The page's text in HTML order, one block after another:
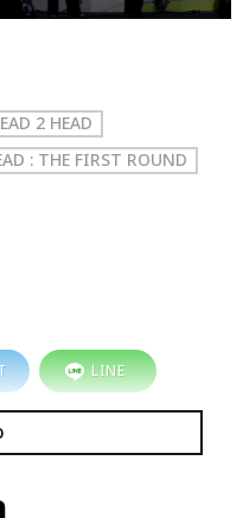
2 HEAD
: THE FIRST ROUND
LINE